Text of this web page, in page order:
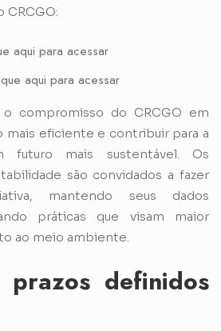
CRCGO:
aqui para acessar
aqui para acessar
compromisso do CRCGO em
mais eficiente e contribuir para a
futuro mais sustentável. Os
são convidados a fazer
mantendo seus dados
práticas que visam maior
ao meio ambiente.
prazos definidos